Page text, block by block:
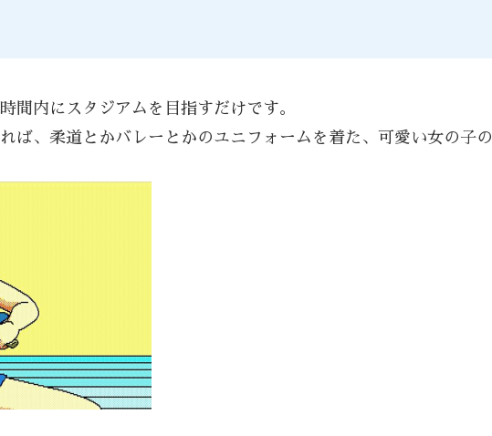
間内にスタジアムを目指すだけです。
ば、柔道とかバレーとかのユニフォームを着た、可愛い女の子の